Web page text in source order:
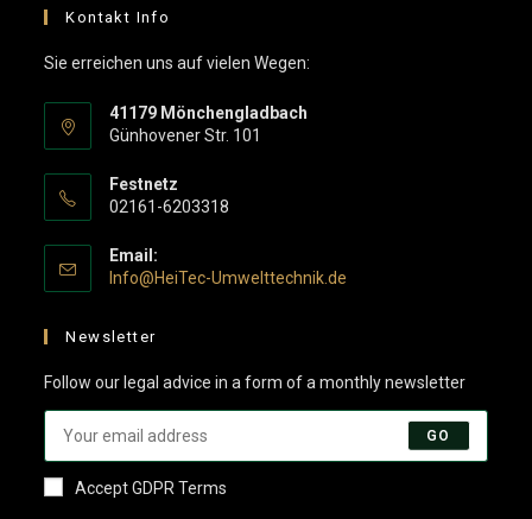
Kontakt Info
Sie erreichen uns auf vielen Wegen:
41179 Mönchengladbach
Günhovener Str. 101
Festnetz
02161-6203318
Email:
Info@HeiTec-Umwelttechnik.de
Newsletter
Follow our legal advice in a form of a monthly newsletter
GO
Accept GDPR Terms